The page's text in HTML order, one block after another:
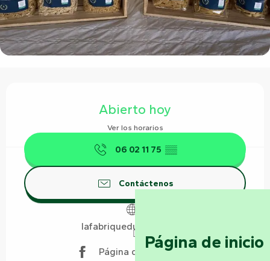
Página de inicio
Abierto hoy
Ver los horarios
06 02 11 75 ▒▒
Contáctenos
lafabriquedumarais.com
Página de Facebook